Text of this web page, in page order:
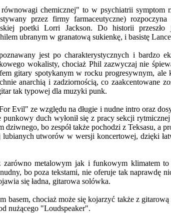
chemicznej" to w psychiatrii symptom
przez firmy farmaceutyczne)
poetki Lorri Jackson. Do historii
ubranym w granatową sukienkę, i basistę
jest po charakterystycznych i bardzo
wokalisty, chociaż Phil zazwyczaj nie
gitary spotykanym w rocku progresywnym,
anarchią i zadziornością, co zaakcentowane
tak typowej dla muzyki punk.
Evil" ze względu na długie i nudne intro oraz
duch wyłonił się z pracy sekcji
bo zespół także pochodzi z Teksasu, a
utworów w wersji koncertowej, dzięki
zarówno metalowym jak i funkowym klimatem
bo poza tekstami, nie oferuje tak naprawdę
się ładna, gitarowa solówka.
chociaż może się kojarzyć także z
nużącego "Loudspeaker".